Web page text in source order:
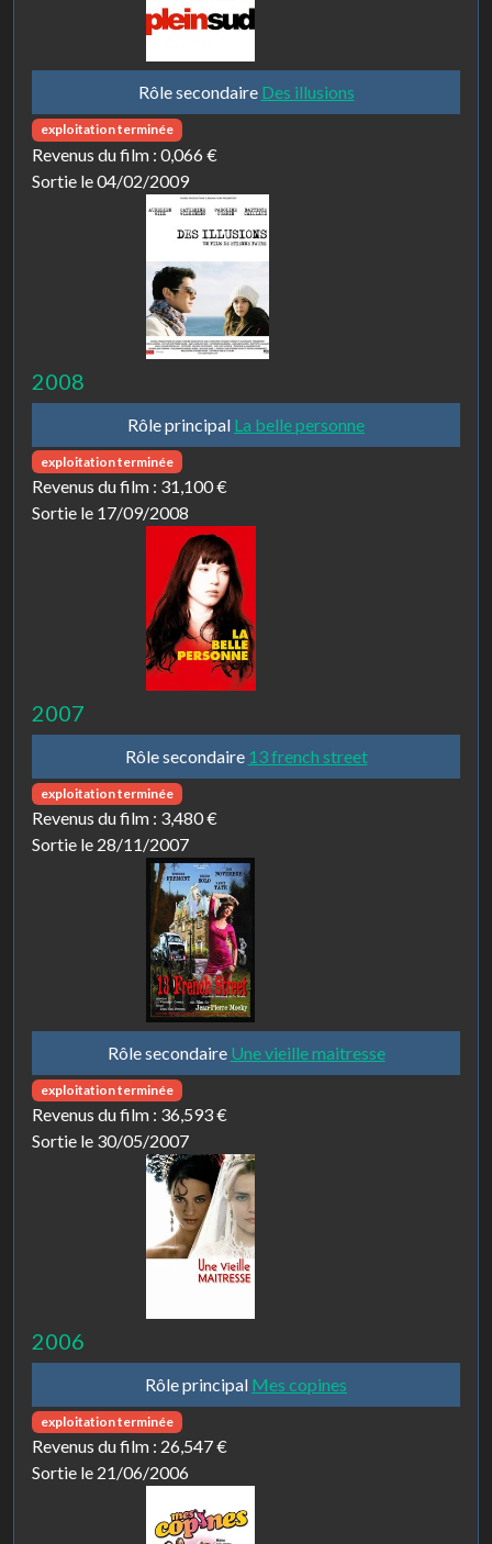
Rôle secondaire Des illusions
exploitation terminée
Revenus du film : 0,066 €
Sortie le 04/02/2009
2008
Rôle principal La belle personne
exploitation terminée
Revenus du film : 31,100 €
Sortie le 17/09/2008
2007
Rôle secondaire 13 french street
exploitation terminée
Revenus du film : 3,480 €
Sortie le 28/11/2007
Rôle secondaire Une vieille maitresse
exploitation terminée
Revenus du film : 36,593 €
Sortie le 30/05/2007
2006
Rôle principal Mes copines
exploitation terminée
Revenus du film : 26,547 €
Sortie le 21/06/2006